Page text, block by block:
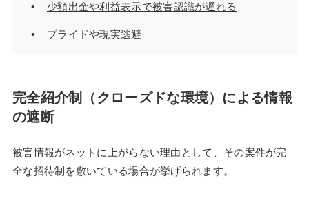
少額出金や利益表示で被害認識が遅れる
プライドや現実逃避
完全紹介制（クローズドな環境）による情報
の遮断
被害情報がネットに上がらない理由として、その案件が完
全な招待制を敷いている場合が挙げられます。